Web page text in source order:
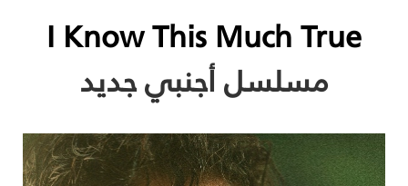
I Know This Much True
مسلسل أجنبي جديد